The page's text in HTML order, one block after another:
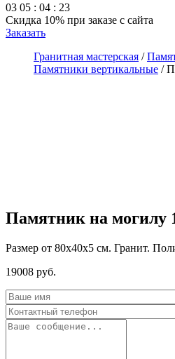
03 05 : 04 : 23
Скидка 10% при заказе с сайта
Заказать
Гранитная мастерская /
Памятники вертикальные /
Памятник на могилу
Размер от 80х40х5 см. Гранит.
19008 руб.